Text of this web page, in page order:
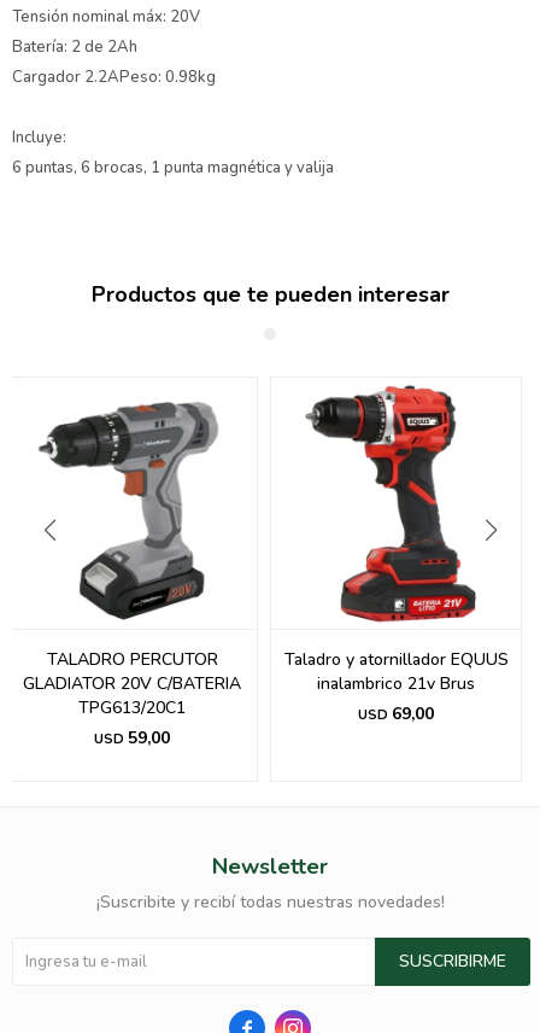
Tensión nominal máx: 20V
Batería: 2 de 2Ah
Cargador 2.2APeso: 0.98kg
Incluye:
6 puntas, 6 brocas, 1 punta magnética y valija
Productos que te pueden interesar
TALADRO PERCUTOR
GLADIATOR 20V C/BATERIA
TPG613/20C1
USD 59,00
Taladro y atornillador EQUUS
inalambrico 21v Brus
USD 69,00
Newsletter
¡Suscribite y recibí todas nuestras novedades!
SUSCRIBIRME
 